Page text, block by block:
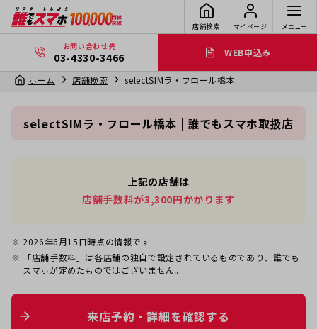
店舗検索 マイページ メニュー
お問い合わせ先
03-4330-3466 WEB申込み
ホーム 店舗検索 selectSIMラ・フロール橋本
selectSIMラ・フロール橋本 | 誰でもスマホ取扱店
上記の店舗は
店舗手数料が3,300円かかります
2026年6月15日時点の情報です
「店舗手数料」は各店舗の独自で設定されているものであり、誰でも
スマホが定めたものではございません。
来店予約・詳細を確認する